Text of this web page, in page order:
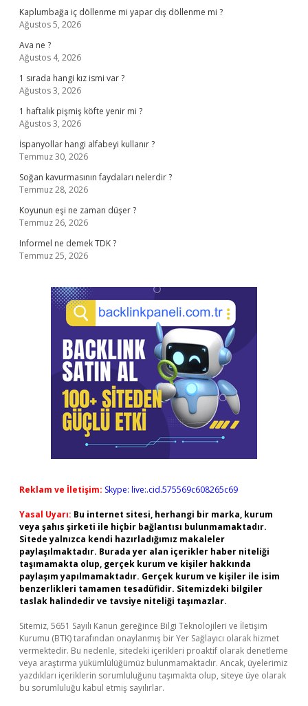
Kaplumbağa iç döllenme mi yapar dış döllenme mi ?
Ağustos 5, 2026
Ava ne ?
Ağustos 4, 2026
1 sırada hangi kız ismi var ?
Ağustos 3, 2026
1 haftalık pişmiş köfte yenir mi ?
Ağustos 3, 2026
İspanyollar hangi alfabeyi kullanır ?
Temmuz 30, 2026
Soğan kavurmasının faydaları nelerdir ?
Temmuz 28, 2026
Koyunun eşi ne zaman düşer ?
Temmuz 26, 2026
Informel ne demek TDK ?
Temmuz 25, 2026
Reklam ve İletişim: Skype: live:.cid.575569c608265c69
Yasal Uyarı: Bu internet sitesi, herhangi bir marka, kurum
veya şahıs şirketi ile hiçbir bağlantısı bulunmamaktadır.
Sitede yalnızca kendi hazırladığımız makaleler
paylaşılmaktadır. Burada yer alan içerikler haber niteliği
taşımamakta olup, gerçek kurum ve kişiler hakkında
paylaşım yapılmamaktadır. Gerçek kurum ve kişiler ile isim
benzerlikleri tamamen tesadüfidir. Sitemizdeki bilgiler
taslak halindedir ve tavsiye niteliği taşımazlar.
Sitemiz, 5651 Sayılı Kanun gereğince Bilgi Teknolojileri ve İletişim
Kurumu (BTK) tarafından onaylanmış bir Yer Sağlayıcı olarak hizmet
vermektedir. Bu nedenle, sitedeki içerikleri proaktif olarak denetleme
veya araştırma yükümlülüğümüz bulunmamaktadır. Ancak, üyelerimiz
yazdıkları içeriklerin sorumluluğunu taşımakta olup, siteye üye olarak
bu sorumluluğu kabul etmiş sayılırlar.